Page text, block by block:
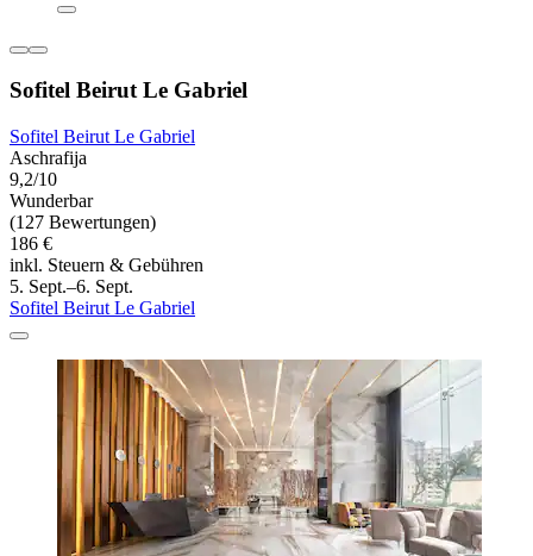
Sofitel Beirut Le Gabriel
Sofitel Beirut Le Gabriel
Aschrafija
9,2/10
Wunderbar
(127 Bewertungen)
186 €
inkl. Steuern & Gebühren
5. Sept.–6. Sept.
Sofitel Beirut Le Gabriel